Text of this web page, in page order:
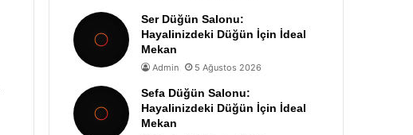
Ser Düğün Salonu:
Hayalinizdeki Düğün İçin İdeal
Mekan
Admin 5 Ağustos 2026
Sefa Düğün Salonu:
Hayalinizdeki Düğün İçin İdeal
Mekan